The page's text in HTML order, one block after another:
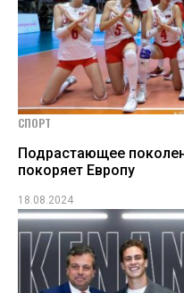
СПОРТ
Подрастающее
покоряет Европу
18.08.2024